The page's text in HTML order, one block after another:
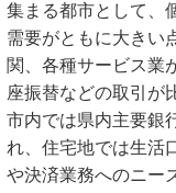
集まる都市として、
需要がともに大きい
関、各種サービス業
座振替などの取引が
市内では県内主要銀
れ、住宅地では生活
や決済業務へのニー